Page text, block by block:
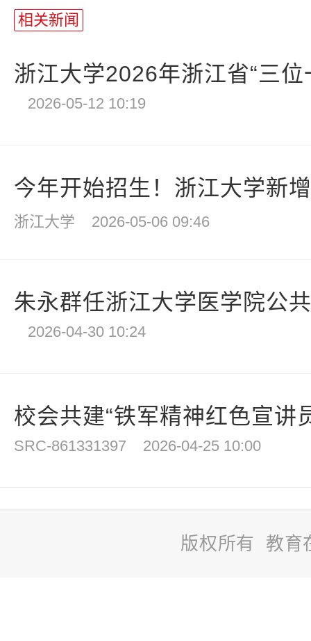
相关新闻
浙江大学2026年浙江省“三位
2026-05-12 10:19
今年开始招生！浙江大学新
浙江大学 2026-05-06 09:46
朱永群任浙江大学医学院公
2026-04-30 10:24
校会共建“铁军精神红色宣讲
SRC-861331397 2026-04-25 10:00
版权所有 教育